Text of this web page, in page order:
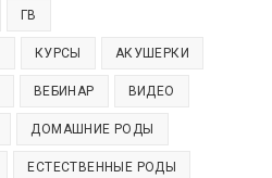
ГВ
КУРСЫ АКУШЕРКИ
ВЕБИНАР ВИДЕО
ДОМАШНИЕ РОДЫ
ЕСТЕСТВЕННЫЕ РОДЫ